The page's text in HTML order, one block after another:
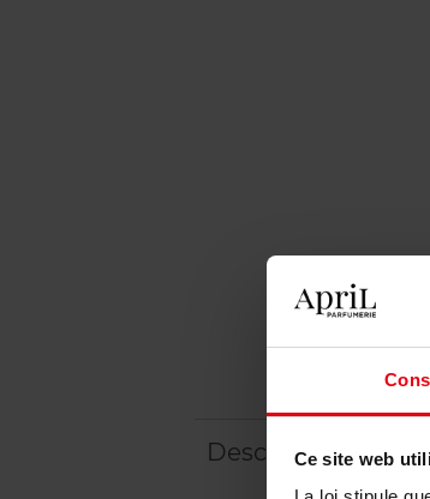
Ce site web
Description